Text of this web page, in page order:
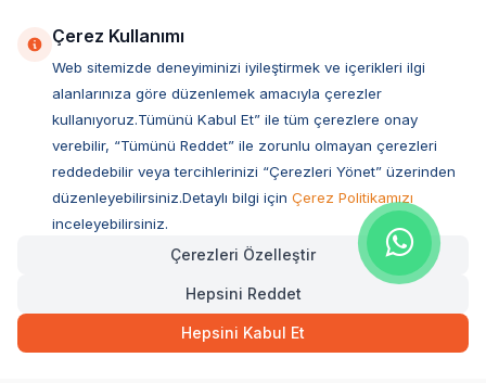
Müşteri Hizmetleri
Sıkça Sorulan Sorular
Ovacık Mah. Hacıoğlu Sok. No:13 Başiskele / KOCAELİ
Müşteri Destek Hattı
Çerez Kullanımı
Web sitemizde deneyiminizi iyileştirmek ve içerikleri ilgi
alanlarınıza göre düzenlemek amacıyla çerezler
kullanıyoruz.Tümünü Kabul Et” ile tüm çerezlere onay
verebilir, “Tümünü Reddet” ile zorunlu olmayan çerezleri
reddedebilir veya tercihlerinizi “Çerezleri Yönet” üzerinden
düzenleyebilirsiniz.Detaylı bilgi için Çerez Politikamızı
inceleyebilirsiniz.
Çerezleri Özelleştir
Hepsini Reddet
Hepsini Kabul Et